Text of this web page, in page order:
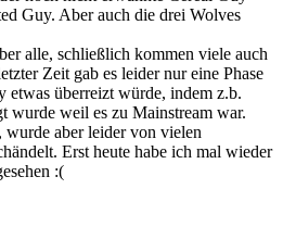
Guy. Aber auch die drei Wolves
alle, schließlich kommen viele auch
Zeit gab es leider nur eine Phase
etwas überreizt würde, indem z.b.
wurde weil es zu Mainstream war.
aber leider von vielen
Erst heute habe ich mal wieder
:(